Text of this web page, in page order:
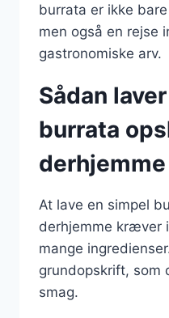
burrata er ikke
men også en rejse
gastronomiske arv.
Sådan
burrata
derhjemme
At lave en simpel
derhjemme kræver
mange
grundopskrift, som
smag.